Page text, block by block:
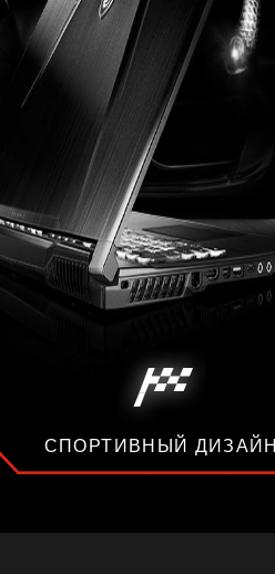
СПОРТИВНЫЙ ДИЗАЙН